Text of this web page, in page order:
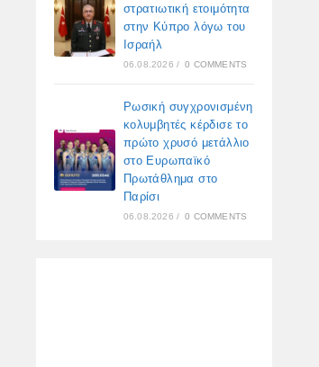
στρατιωτική ετοιμότητα
στην Κύπρο λόγω του
Ισραήλ
06.08.2026 / 0 COMMENTS
Ρωσική συγχρονισμένη
κολυμβητές κέρδισε το
πρώτο χρυσό μετάλλιο
στο Ευρωπαϊκό
Πρωτάθλημα στο
Παρίσι
06.08.2026 / 0 COMMENTS